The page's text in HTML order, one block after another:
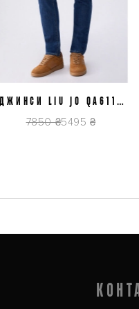
XL/54
LIU JO QA6117
7850 ₴5495 ₴
вы можете купить мужскую
отводят лишнюю влагу от тела.